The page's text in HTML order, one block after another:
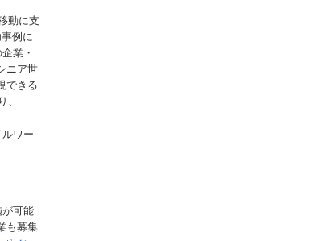
動に支
例に
業・
ニア世
できる
、
ワー
可能
も募集